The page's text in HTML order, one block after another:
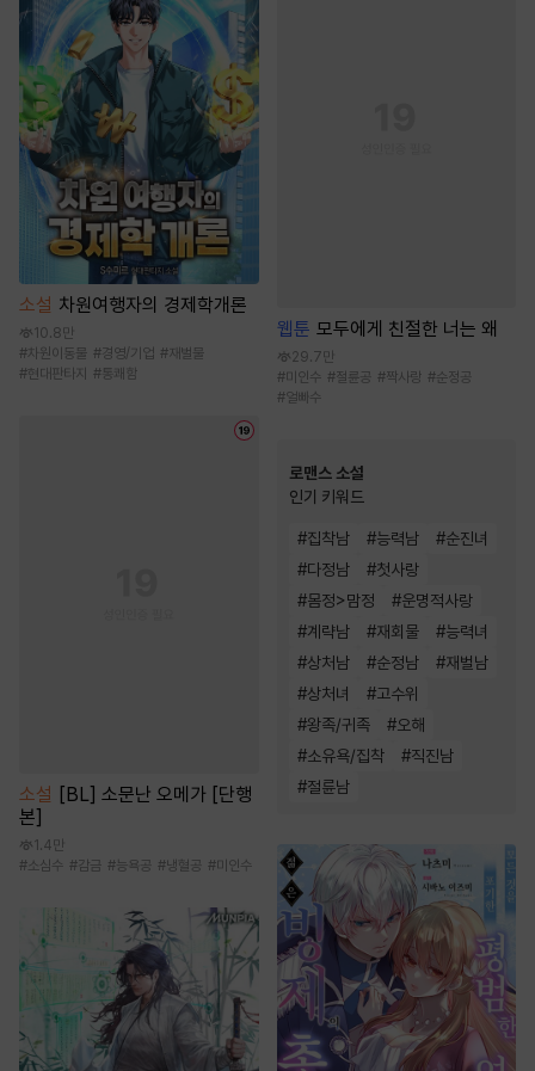
소설 차원여행자의 경제학개론
10.8만
#차원이동물 #경영/기업 # 재벌물
#현대판타지 #통쾌함
소설
[BL] 소문난 오메가 [단행
본]
1.4만
#소심수 #감금 #능욕공 #냉혈공 #미인수
웹툰 모두에게 친절한 너는 왜
29.7만
#미인수 #절륜공 #짝사랑 #순정공
#얼빠수
로맨스 소설
인기 키워드
#집착남 #능력남 #순진녀
#다정남 #첫사랑
#몸정>맘정 #운명적사랑
#계략남 #재회물 #능력녀
#상처남 #순정남 #재벌남
#상처녀 #고수위
#왕족/귀족 #오해
#소유욕/집착 #직진남
#절륜남